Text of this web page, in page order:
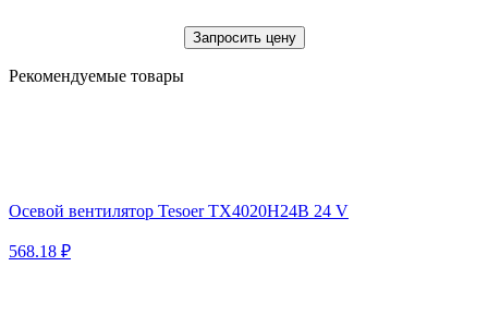
Запросить цену
Рекомендуемые товары
Осевой вентилятор Tesoer TX4020H24B 24 V
568.18 ₽